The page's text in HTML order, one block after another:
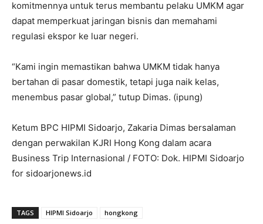
komitmennya untuk terus membantu pelaku UMKM agar
dapat memperkuat jaringan bisnis dan memahami
regulasi ekspor ke luar negeri.
“Kami ingin memastikan bahwa UMKM tidak hanya
bertahan di pasar domestik, tetapi juga naik kelas,
menembus pasar global,” tutup Dimas. (ipung)
Ketum BPC HIPMI Sidoarjo, Zakaria Dimas bersalaman
dengan perwakilan KJRI Hong Kong dalam acara
Business Trip Internasional / FOTO: Dok. HIPMI Sidoarjo
for sidoarjonews.id
TAGS HIPMI Sidoarjo hongkong